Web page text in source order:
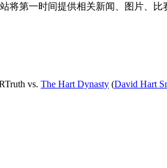
将第一时间提供相关新闻、图片、比
vs. The Hart Dynasty (David Hart